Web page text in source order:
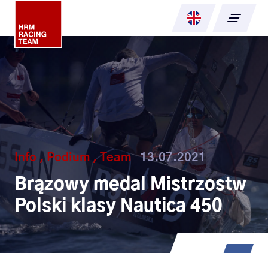
Aktualności
O fundacji
Zespół
Baza
Dla sponsorów
Info , Podium ,Team 13.07.2021
Brązowy medal Mistrzostw
Polski klasy Nautica 450